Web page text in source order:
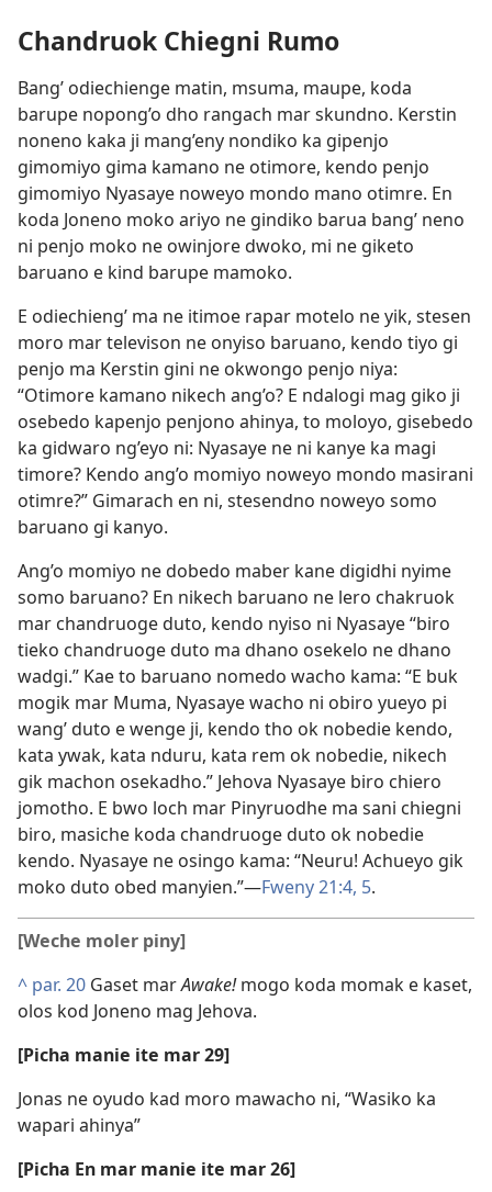
Chandruok Chiegni Rumo
Bang’ odiechienge matin, msuma, maupe, koda
barupe nopong’o dho rangach mar skundno. Kerstin
noneno kaka ji mang’eny nondiko ka gipenjo
gimomiyo gima kamano ne otimore, kendo penjo
gimomiyo Nyasaye noweyo mondo mano otimre. En
koda Joneno moko ariyo ne gindiko barua bang’ neno
ni penjo moko ne owinjore dwoko, mi ne giketo
baruano e kind barupe mamoko.
E odiechieng’ ma ne itimoe rapar motelo ne yik, stesen
moro mar televison ne onyiso baruano, kendo tiyo gi
penjo ma Kerstin gini ne okwongo penjo niya:
“Otimore kamano nikech ang’o? E ndalogi mag giko ji
osebedo kapenjo penjono ahinya, to moloyo, gisebedo
ka gidwaro ng’eyo ni: Nyasaye ne ni kanye ka magi
timore? Kendo ang’o momiyo noweyo mondo masirani
otimre?” Gimarach en ni, stesendno noweyo somo
baruano gi kanyo.
Ang’o momiyo ne dobedo maber kane digidhi nyime
somo baruano? En nikech baruano ne lero chakruok
mar chandruoge duto, kendo nyiso ni Nyasaye “biro
tieko chandruoge duto ma dhano osekelo ne dhano
wadgi.” Kae to baruano nomedo wacho kama: “E buk
mogik mar Muma, Nyasaye wacho ni obiro yueyo pi
wang’ duto e wenge ji, kendo tho ok nobedie kendo,
kata ywak, kata nduru, kata rem ok nobedie, nikech
gik machon osekadho.” Jehova Nyasaye biro chiero
jomotho. E bwo loch mar Pinyruodhe ma sani chiegni
biro, masiche koda chandruoge duto ok nobedie
kendo. Nyasaye ne osingo kama: “Neuru! Achueyo gik
moko duto obed manyien.”—Fweny 21:4, 5.
[Weche moler piny]
^ par. 20 Gaset marAwake!mogo koda momak e kaset,
olos kod Joneno mag Jehova.
[Picha manie ite mar 29]
Jonas ne oyudo kad moro mawacho ni, “Wasiko ka
wapari ahinya”
[Picha En mar manie ite mar 26]